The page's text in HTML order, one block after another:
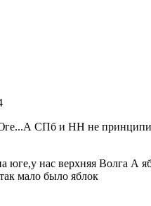
СПб и НН не
нас верхняя Волга А
мало было яблок